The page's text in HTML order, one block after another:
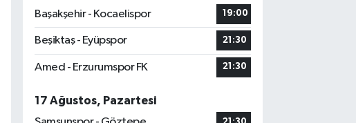
Başakşehir - Kocaelispor
19:00
Beşiktaş - Eyüpspor 21:30
Amed - Erzurumspor FK 21:30
17 Ağustos, Pazartesi